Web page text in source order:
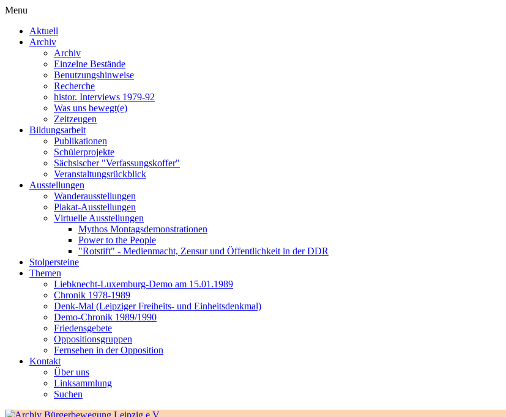
Menu
Aktuell
Archiv
Archiv
Einzelne Bestände
Benutzungshinweise
Recherche
histor. Interviews 1979-92
Was uns bewegt(e)
Zeitzeugen
Bildungsarbeit
Publikationen
Schülerprojekte
Sächsischer "Verfassungskoffer"
Veranstaltungsrückblick
Ausstellungen
Wanderausstellungen
Plakat-Ausstellungen
Virtuelle Ausstellungen
Mythos Montagsdemonstrationen
Power to the People
"Rotstift" - Medienmacht, Zensur und Öffentlichkeit in der DDR
Stolpersteine
Themen
Liebknecht-Luxemburg-Demo am 15.01.1989
Chronik 1978-1989
Denk-Mal (Leipziger Freiheits- und Einheitsdenkmal)
Demo-Chronik 1989/1990
Friedensgebete
Oppositionsgruppen
Fernsehen in der Opposition
Kontakt
Über uns
Linksammlung
Suchen